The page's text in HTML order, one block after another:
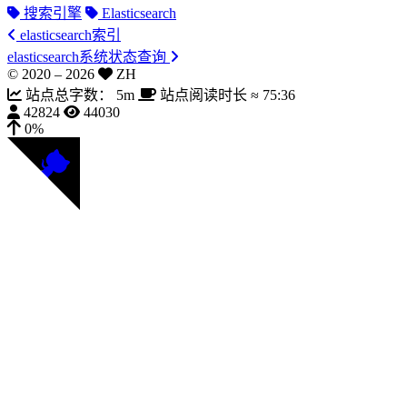
搜索引擎
Elasticsearch
elasticsearch索引
elasticsearch系统状态查询
© 2020 – 2026
ZH
站点总字数：
5m 站点阅读时长 ≈ 75:36
42824
44030
0%